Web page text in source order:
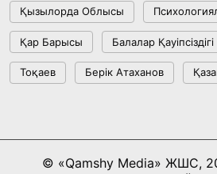
Қызылорда Облысы
Қар Барысы Балалар Қауіпсіздігі
Тоқаев Берік Атаханов
© «Qamshy Media» ЖШС,